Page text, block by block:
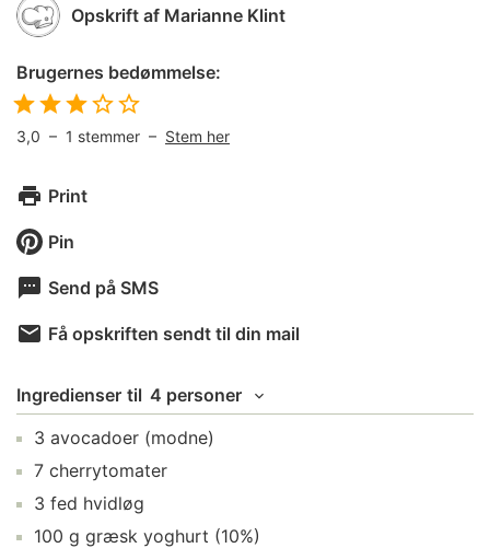
Opskrift af Marianne Klint
Brugernes bedømmelse:
3,0 – 1 stemmer – Stem her
Print
Pin
Send på SMS
Få opskriften sendt til din mail
Ingredienser til 4 personer
3 avocadoer (modne)
7 cherrytomater
3 fed hvidløg
100 g græsk yoghurt (10%)